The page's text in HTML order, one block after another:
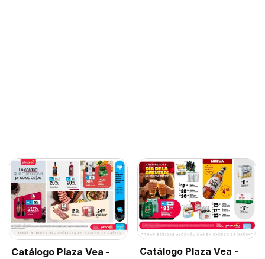
Catálogo Plaza Vea -
Catálogo Plaza Vea -